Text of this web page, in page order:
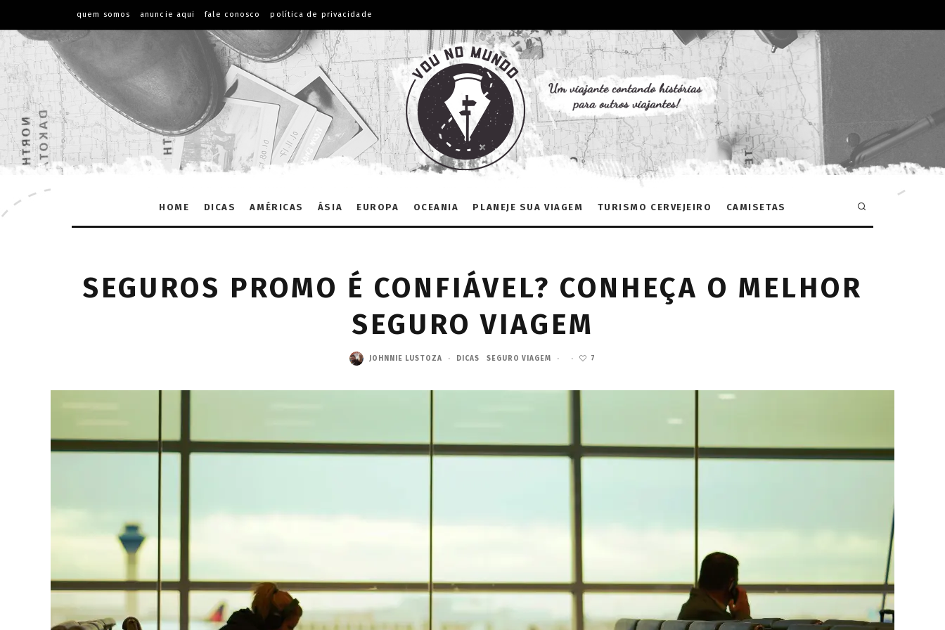
quem somos anuncie aqui fale conosco política de privacidade
HOME DICAS AMÉRICAS ÁSIA EUROPA OCEANIA PLANEJE SUA VIAGEM TURISMO CERVEJEIRO CAMISETAS
SEGUROS PROMO É CONFIÁVEL? CONHEÇA O MELHOR
SEGURO VIAGEM
JOHNNIE LUSTOZA · DICAS SEGURO VIAGEM · · 7